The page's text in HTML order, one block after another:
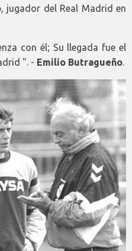
, jugador del Real Madrid en
con él; Su llegada fue el
". - Emilio Butragueño.